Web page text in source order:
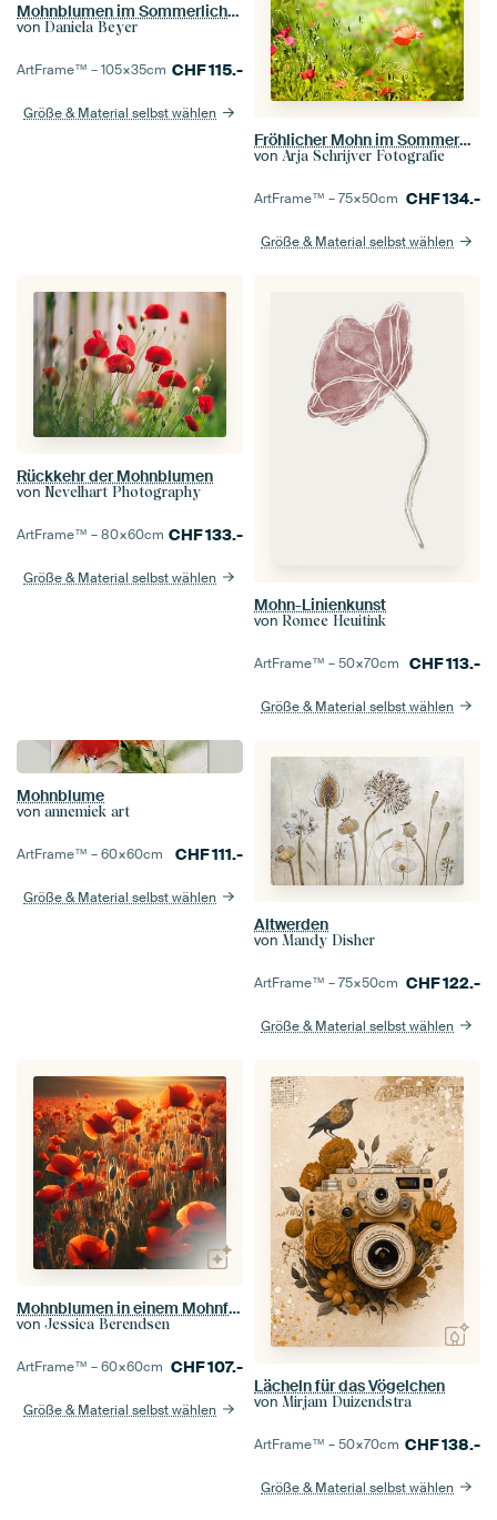
Mohnblumen im Sommerlicht III
von Daniela Beyer
ArtFrame™ –105×35cm CHF115.-
Größe & Material selbst wählen
Fröhlicher Mohn im Sommergrün
von Arja Schrijver Fotografie
ArtFrame™ –75×50cm CHF134.-
Größe & Material selbst wählen
Rückkehr der Mohnblumen
von Nevelhart Photography
ArtFrame™ –80×60cm CHF133.-
Größe & Material selbst wählen
Mohn-Linienkunst
von Romee Heuitink
ArtFrame™ –50×70cm CHF113.-
Größe & Material selbst wählen
Mohnblume
von annemiek art
ArtFrame™ –60×60cm CHF111.-
Größe & Material selbst wählen
Altwerden
von Mandy Disher
ArtFrame™ –75×50cm CHF122.-
Größe & Material selbst wählen
Mohnblumen in einem Mohnfeld
von Jessica Berendsen
ArtFrame™ –60×60cm CHF107.-
Größe & Material selbst wählen
Lächeln für das Vögelchen
von Mirjam Duizendstra
ArtFrame™ –50×70cm CHF138.-
Größe & Material selbst wählen